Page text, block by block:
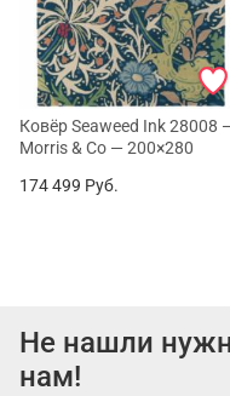
Ковёр Seaweed Ink 28008
Morris & Co — 200×280
174 499 Руб.
Не нашли
нам!